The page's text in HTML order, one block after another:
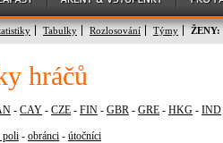
Tabulky Rozlosování Týmy ŽENY:
hráčů
- CAY - CZE - FIN - GBR - GRE - HKG - IND
poli - obránci - útočníci